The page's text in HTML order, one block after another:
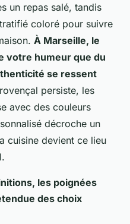
un repas salé, tandis
coloré pour suivre
À Marseille, le
votre humeur que du
se ressent
persiste, les
avec des couleurs
décroche un
cuisine devient ce lieu
les poignées
des choix